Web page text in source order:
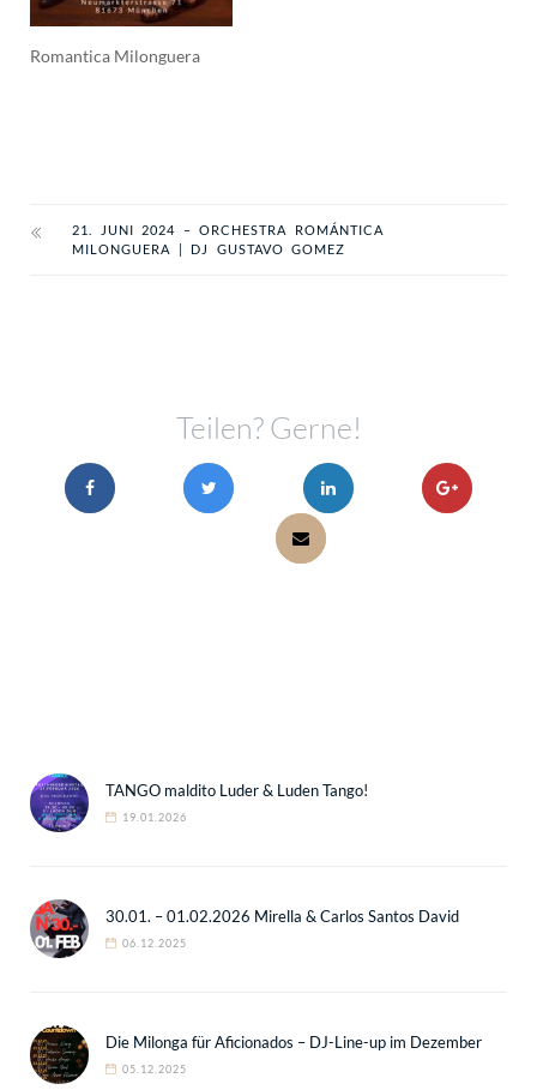
Romantica Milonguera
21. JUNI 2024 – ORCHESTRA ROMÁNTICA
MILONGUERA | DJ GUSTAVO GOMEZ
Teilen? Gerne!
TANGO maldito Luder & Luden Tango!
19.01.2026
30.01. – 01.02.2026 Mirella & Carlos Santos David
06.12.2025
Die Milonga für Aficionados – DJ-Line-up im Dezember
05.12.2025